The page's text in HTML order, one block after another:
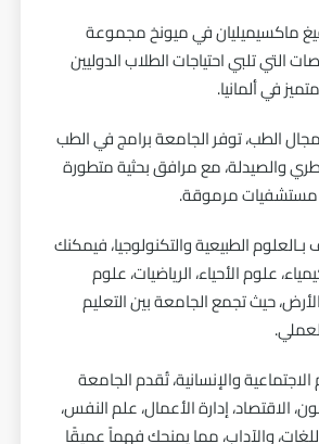
ماكسيميليان في ميونخ مجموعة
التي تلبي احتياجات الطلاب الدوليين
في ألمانيا.
الطب، توفر الجامعة برامج في الطب
والصيدلة، مع مرافق بحثية متطورة
مستشفيات مرموقة.
الطبيعية والتكنولوجيا، فيمكنك
علوم الأحياء، الرياضيات، علوم
حيث تجمع الجامعة بين التعليم
والإنسانية، تُقدم الجامعة
الاقتصاد، إدارة الأعمال، علم النفس،
والآداب، مما يمنحك فهماً عميقًا